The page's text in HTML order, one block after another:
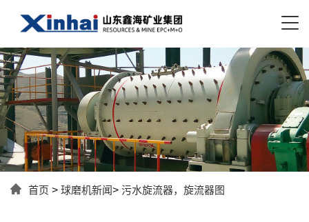
首页 > 球磨机新闻> 污水旋流器，旋流器图